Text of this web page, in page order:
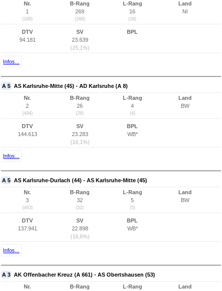
Nr.
1
(188)
B-Rang
269
(268)
L-Rang
16
(16)
Land
NI
DTV
94.181
SV
23.639
(25,1%)
BPL
Infos...
A 5 AS Karlsruhe-Mitte (45) - AD Karlsruhe (A 8)
Nr.
2
(494)
B-Rang
26
(26)
L-Rang
4
(4)
Land
BW
DTV
144.613
SV
23.283
(16,1%)
BPL
WB*
Infos...
A 5 AS Karlsruhe-Durlach (44) - AS Karlsruhe-Mitte (45)
Nr.
3
(493)
B-Rang
32
(32)
L-Rang
5
(5)
Land
BW
DTV
137.941
SV
22.898
(16,6%)
BPL
WB*
Infos...
A 3 AK Offenbacher Kreuz (A 661) - AS Obertshausen (53)
Nr.
B-Rang
L-Rang
Land